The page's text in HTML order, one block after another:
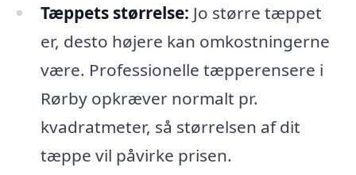
Tæppets størrelse: Jo større tæppet
er, desto højere kan omkostningerne
være. Professionelle tæpperensere i
Rørby opkræver normalt pr.
kvadratmeter, så størrelsen af dit
tæppe vil påvirke prisen.